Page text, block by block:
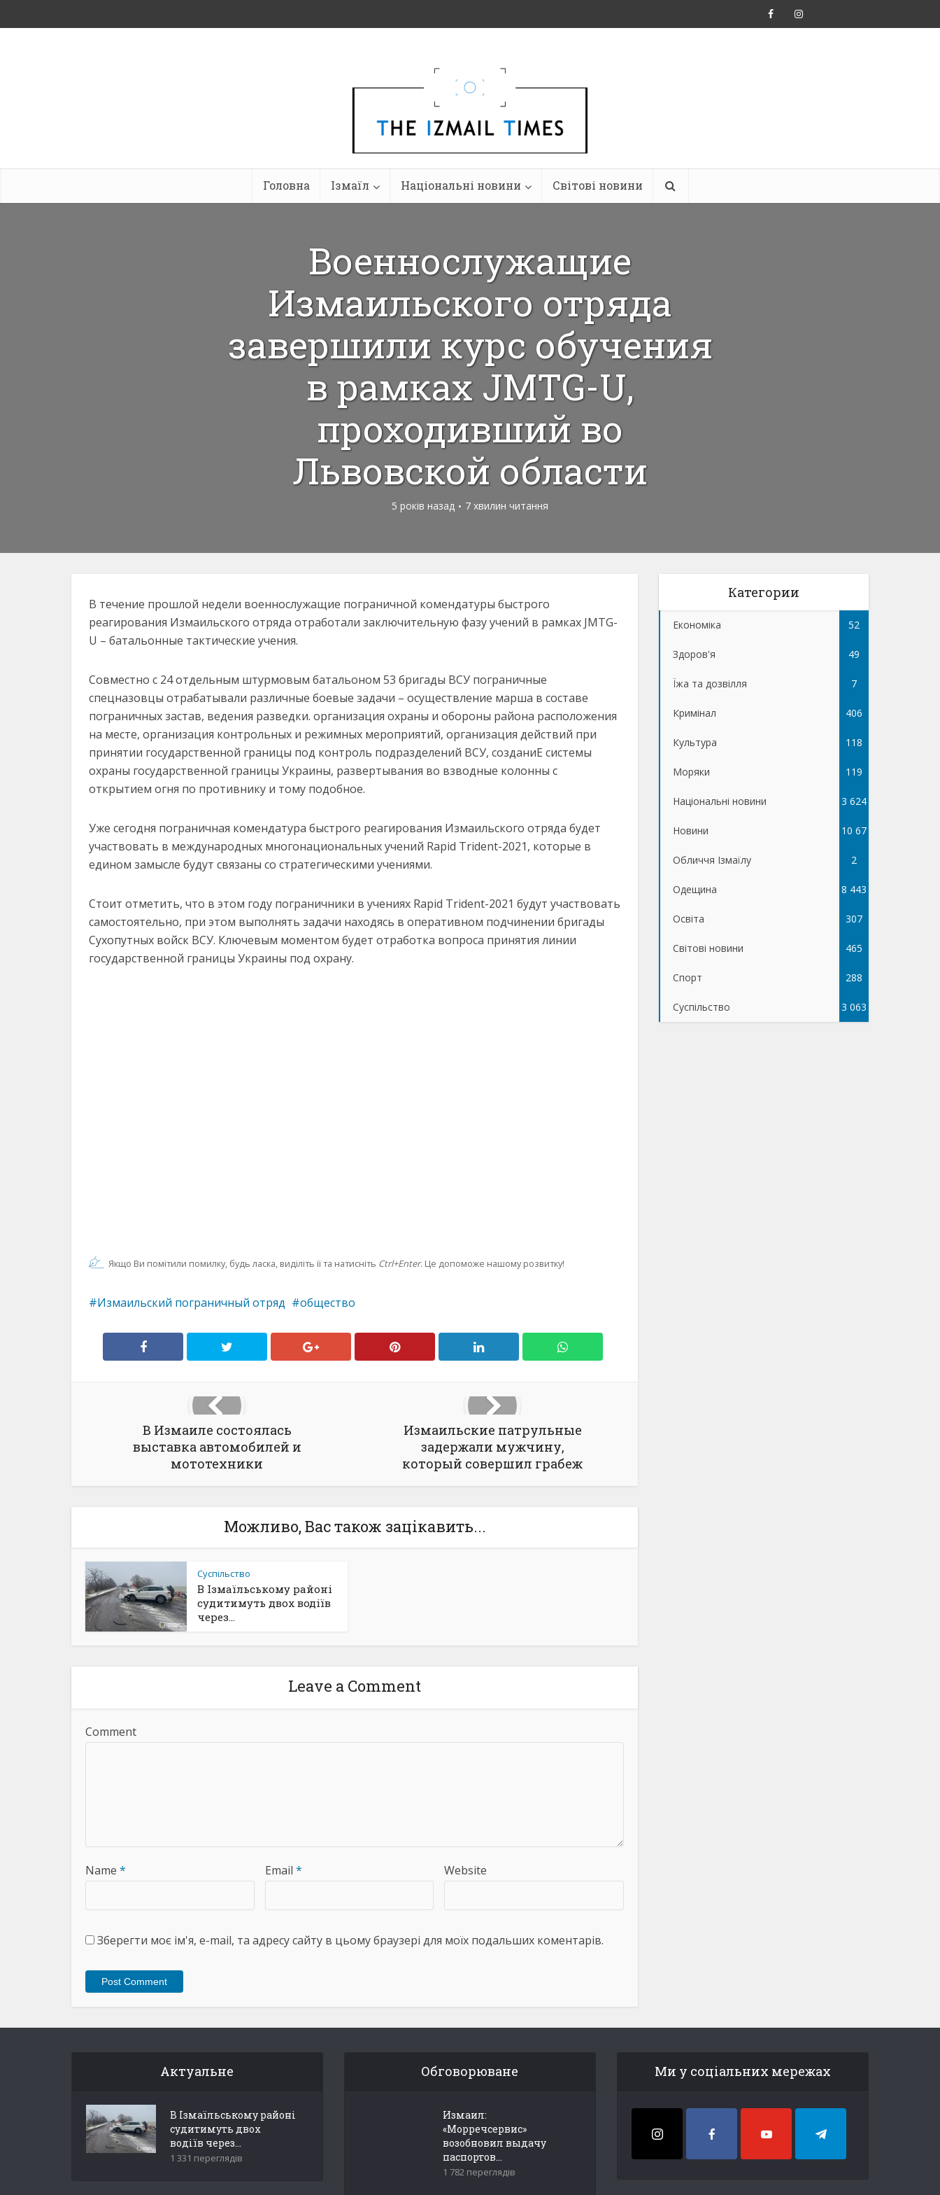
Головна Ізмаїл Національні новини Світові новини
Военнослужащие
Измаильского отряда
завершили курс обучения
в рамках JMTG-U,
проходивший во
Львовской области
5 років назад 7 хвилин читання
В течение прошлой недели военнослужащие пограничной комендатуры быстрого
реагирования Измаильского отряда отработали заключительную фазу учений в рамках JMTG-
U – батальонные тактические учения.
Совместно с 24 отдельным штурмовым батальоном 53 бригады ВСУ пограничные
спецназовцы отрабатывали различные боевые задачи – осуществление марша в составе
пограничных застав, ведения разведки. организация охраны и обороны района расположения
на месте, организация контрольных и режимных мероприятий, организация действий при
принятии государственной границы под контроль подразделений ВСУ, созданиЕ системы
охраны государственной границы Украины, развертывания во взводные колонны с
открытием огня по противнику и тому подобное.
Уже сегодня пограничная комендатура быстрого реагирования Измаильского отряда будет
участвовать в международных многонациональных учений Rapid Trident-2021, которые в
едином замысле будут связаны со стратегическими учениями.
Стоит отметить, что в этом году пограничники в учениях Rapid Trident-2021 будут участвовать
самостоятельно, при этом выполнять задачи находясь в оперативном подчинении бригады
Сухопутных войск ВСУ. Ключевым моментом будет отработка вопроса принятия линии
государственной границы Украины под охрану.
Якщо Ви помітили помилку, будь ласка, виділіть її та натисніть Ctrl+Enter. Це допоможе нашому розвитку!
Измаильский пограничный отряд общество
В Измаиле состоялась
выставка автомобилей и
мототехники
Измаильские патрульные
задержали мужчину,
который совершил грабеж
Можливо, Вас також зацікавить...
Суспільство
В Ізмаїльському районі
судитимуть двох водіїв
через...
Leave a Comment
Comment
Name * Email * Website
Зберегти моє ім'я, e-mail, та адресу сайту в цьому браузері для моїх подальших коментарів.
Категории
Економіка 52
Здоров'я 49
Їжа та дозвілля 7
Кримінал 406
Культура 118
Моряки 119
Національні новини 3 624
Новини 10 67
5
Обличчя Ізмаїлу 2
Одещина 8 443
Освіта 307
Світові новини 465
Спорт 288
Суспільство 3 063
Актуальне
В Ізмаїльському районі
судитимуть двох
водіїв через...
1 331 переглядів
Обговорюване
Измаил:
«Морречсервис»
возобновил выдачу
паспортов...
1 782 переглядів
Ми у соціальних мережах